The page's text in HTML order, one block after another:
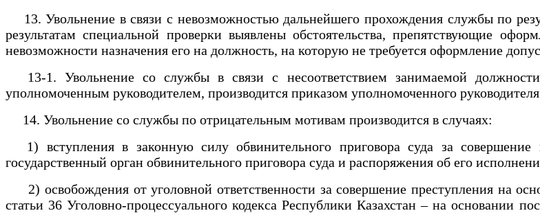
13. Увольнение в связи с невозможностью дальнейшего прохождения службы по
результатам специальной проверки выявлены обстоятельства, препятствующие
невозможности назначения его на должность, на которую не требуется оформление
13-1. Увольнение со службы в связи с несоответствием занимаемой
уполномоченным руководителем, производится приказом уполномоченного
14. Увольнение со службы по отрицательным мотивам производится в случаях:
1) вступления в законную силу обвинительного приговора суда за
государственный орган обвинительного приговора суда и распоряжения об его
2) освобождения от уголовной ответственности за совершение преступления на
статьи 36 Уголовно-процессуального кодекса Республики Казахстан – на основании